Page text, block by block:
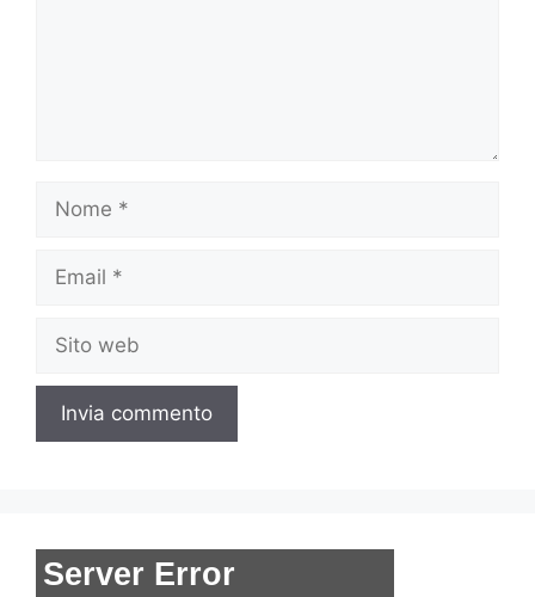
Nome
Email
Sito
web